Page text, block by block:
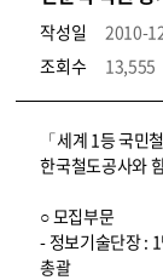
작성일
2010-
조회수
13,555
코레일소개_경영공시_채용공고 상세보기 – 내용, 파일, 담당자 연락처로 구성
「세계 1등 국민
한국철도공사와
○ 모집부문
- 정보기술단장 :
총괄